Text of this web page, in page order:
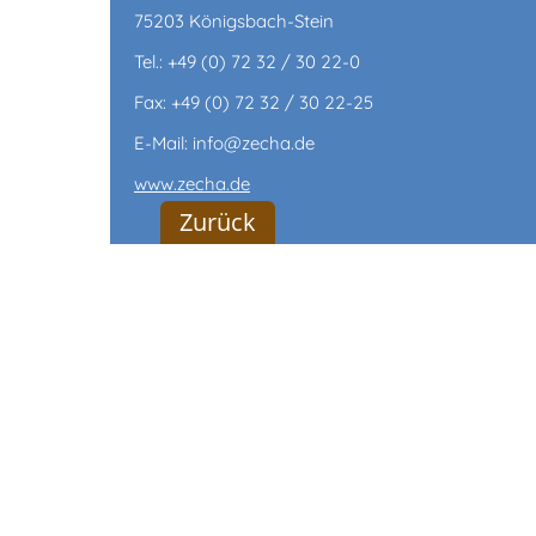
75203 Königsbach-Stein
Tel.: +49 (0) 72 32 / 30 22-0
Fax: +49 (0) 72 32 / 30 22-25
E-Mail: info@zecha.de
www.zecha.de
Zurück